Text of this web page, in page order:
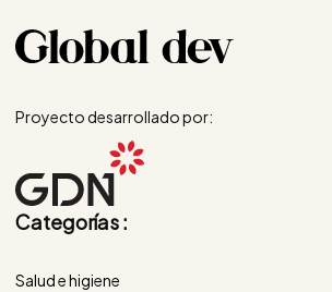
Proyecto desarrollado por:
Categorías :
Salud e higiene